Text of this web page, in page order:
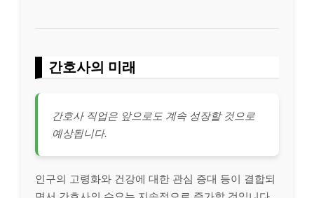
간호사의 미래
간호사 직업은 앞으로도 계속 성장할 것으로
예상됩니다.
인구의 고령화와 건강에 대한 관심 증대 등이 결합되